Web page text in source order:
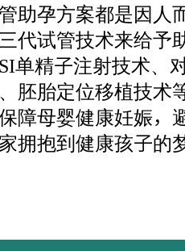
助孕方案都是因人
代试管技术来给予
单精子注射技术、
胚胎定位移植技术
障母婴健康妊娠，
拥抱到健康孩子的